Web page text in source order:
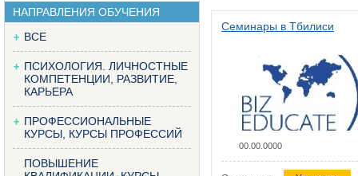
НАПРАВЛЕНИЯ ОБУЧЕНИЯ
ВСЕ
ПСИХОЛОГИЯ. ЛИЧНОСТНЫЕ
КОМПЕТЕНЦИИ, РАЗВИТИЕ,
КАРЬЕРА
ПРОФЕССИОНАЛЬНЫЕ
КУРСЫ, КУРСЫ ПРОФЕССИЙ
ПОВЫШЕНИЕ
Семинары в Тбилиси
00.00.0000